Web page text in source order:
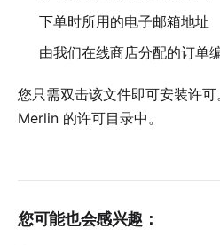
下单时所用的电子邮箱地址
由我们在线商店分配的订单
您只需双击该文件即可安装许
Merlin 的许可目录中。
您可能也会感兴趣：